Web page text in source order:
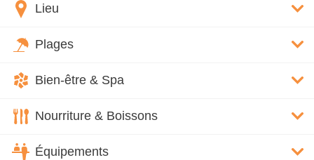
Lieu
Plages
Bien-être & Spa
Nourriture & Boissons
Équipements